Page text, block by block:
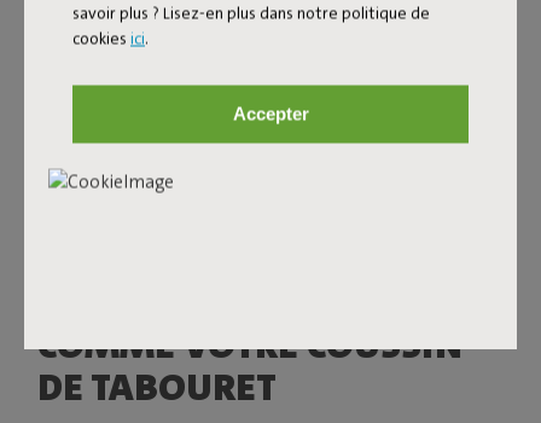
savoir plus ? Lisez-en plus dans notre politique de
cookies ici.
Accepter
COMME VOTRE COUSSIN
DE TABOURET